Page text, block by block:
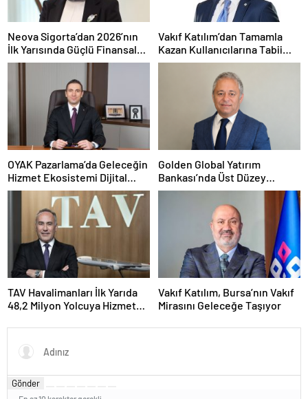
Neova Sigorta’dan 2026’nın
İlk Yarısında Güçlü Finansal
Performans
Vakıf Katılım’dan Tamamla
Kazan Kullanıcılarına Tabii
Premium Fırsatı
OYAK Pazarlama’da Geleceğin
Hizmet Ekosistemi Dijital
Dönüşümle Şekilleniyor
Golden Global Yatırım
Bankası’nda Üst Düzey
Atama: Mustafa Selcen
Yönetim Kurulu Üyesi Oldu
TAV Havalimanları İlk Yarıda
48,2 Milyon Yolcuya Hizmet
Vakıf Katılım, Bursa’nın Vakıf
Mirasını Geleceğe Taşıyor
Gönder